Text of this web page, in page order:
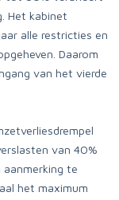
Het kabinet
alle restricties en
Daarom
van het vierde
van 40%
te
het maximum